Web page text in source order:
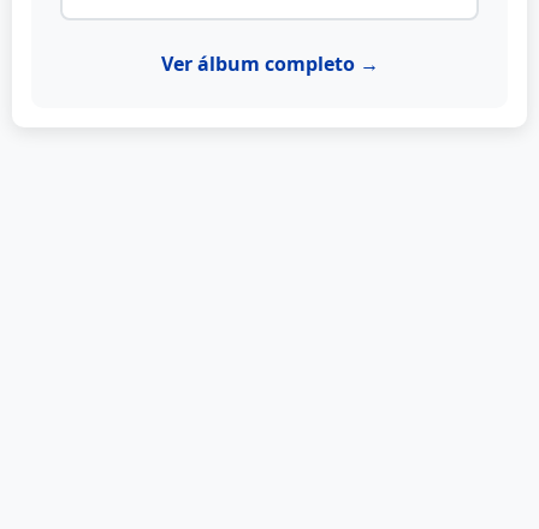
Ver álbum completo →